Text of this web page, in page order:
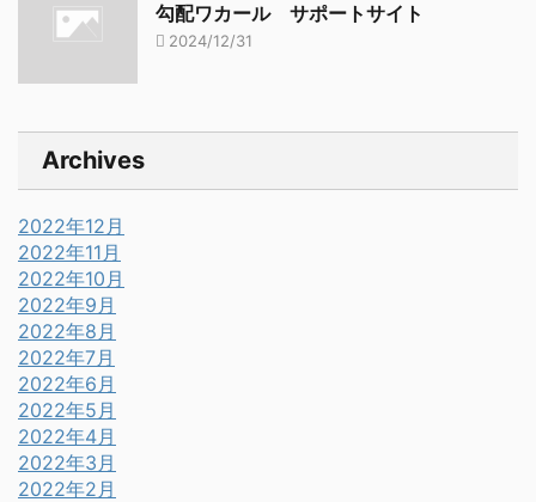
勾配ワカール サポートサイト
2024/12/31
Archives
2022年12月
2022年11月
2022年10月
2022年9月
2022年8月
2022年7月
2022年6月
2022年5月
2022年4月
2022年3月
2022年2月